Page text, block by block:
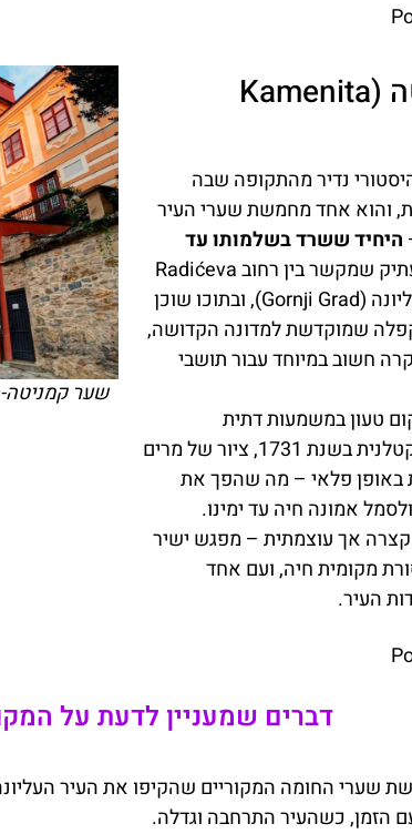
מהו שער קמניטה (Kamenita
נדיר מהתקופה שבה
והוא אחד מחמשת שערי העיר
היחיד ששרד בשלמותו עד
. מדובר במעבר אבן עתיק שמקשר בין רחוב Radićeva
לרחוב Opatička בעיר העליונה (Gornji Grad), ובתוכו שוכן
שמוקדשת למדונה הקדושה,
חשוב במיוחד עבור תושבי
טעון במשמעות דתית
והיסטורית: אחרי שריפה קטלנית בשנת 1731, ציור של מרים
פלאי – מה שהפך את
אמונה חיה עד ימינו.
קצרה אך עוצמתית – מפגש ישיר
מקומית חיה, ועם אחד
העיר.
שער
דברים שמעניין לדעת על
שערי החומה המקוריים שהקיפו את העיר
הזמן, כשהעיר התרחבה וגדלה.